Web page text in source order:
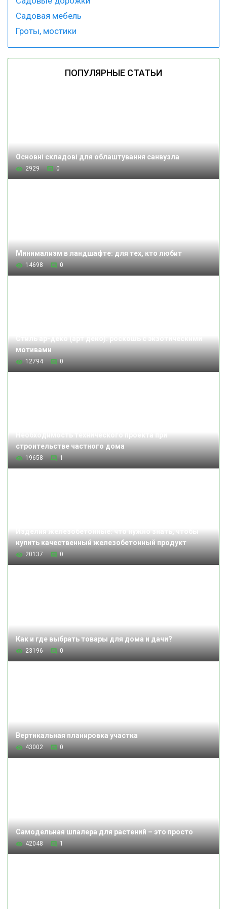
Садовая мебель
Гроты, мостики
ПОПУЛЯРНЫЕ СТАТЬИ
Основні складові для облаштування санвузла
2929 0
Минимализм в ландшафте: для тех, кто любит
14698 0
мотивами
12794 0
строительстве частного дома
19658 1
купить качественный железобетонный продукт
20137 0
Как и где выбрать товары для дома и дачи?
23196 0
Вертикальная планировка участка
43002 0
Самодельная шпалера для растений – это просто
42048 1